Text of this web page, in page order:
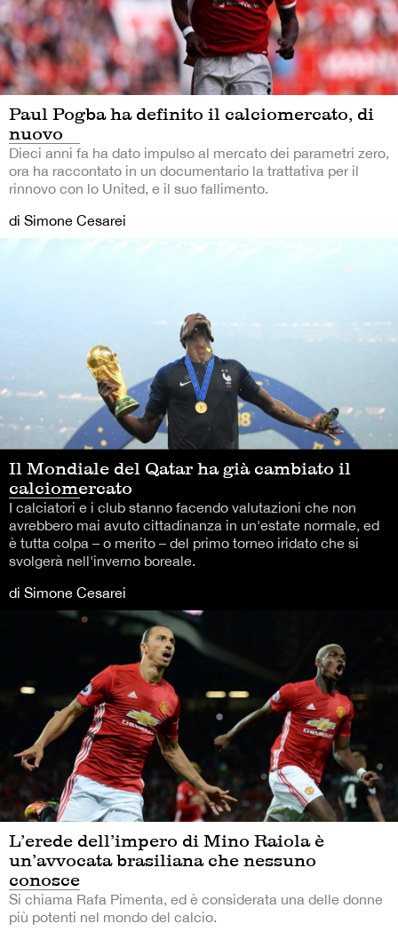
Paul Pogba ha definito il calciomercato, di
nuovo
Dieci anni fa ha dato impulso al mercato dei parametri zero,
ora ha raccontato in un documentario la trattativa per il
rinnovo con lo United, e il suo fallimento.
di Simone Cesarei
Il Mondiale del Qatar ha già cambiato il
calciomercato
I calciatori e i club stanno facendo valutazioni che non
avrebbero mai avuto cittadinanza in un'estate normale, ed
è tutta colpa – o merito – del primo torneo iridato che si
svolgerà nell'inverno boreale.
di Simone Cesarei
L’erede dell’impero di Mino Raiola è
un’avvocata brasiliana che nessuno
conosce
Si chiama Rafa Pimenta, ed è considerata una delle donne
più potenti nel mondo del calcio.